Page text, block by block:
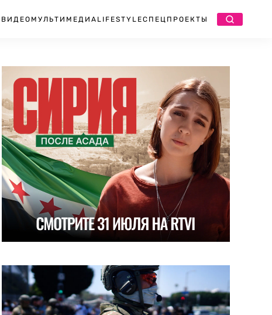
ВИДЕО МУЛЬТИМЕДИА LIFESTYLEСПЕЦПРОЕКТЫ